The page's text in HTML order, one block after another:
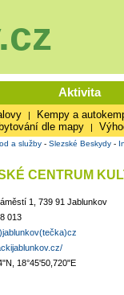
Aktivita
| Kempy a
dle mapy |
a služby - Slezské Beskydy -
CENTRUM
1, 739 91 Jablunkov
013
18°45'50,720"E